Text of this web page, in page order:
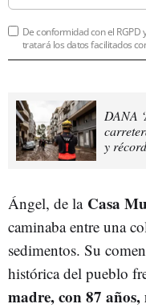
De conformidad con el RGPD
tratará los datos facilitados
DANA
y
Ángel, de la Casa
caminaba entre una
sedimentos. Su
histórica del pueblo
madre, con 87